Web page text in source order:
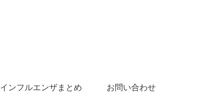
インフルエンザまとめ お問い合わせ